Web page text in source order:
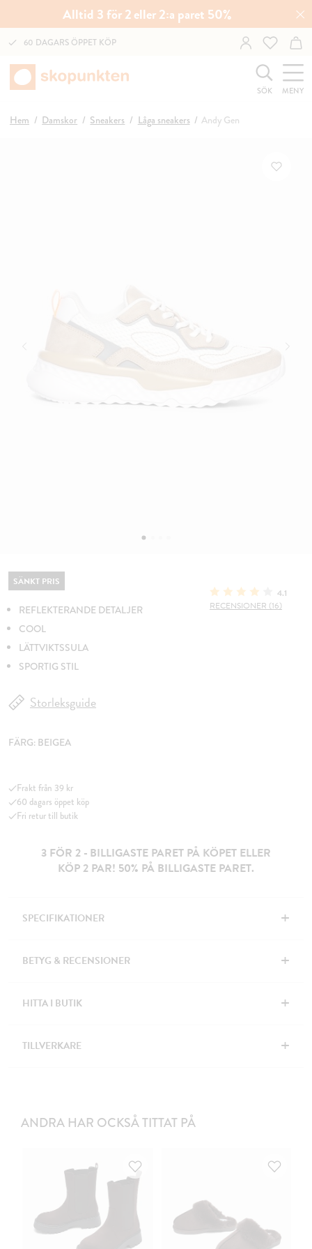
Alltid 3 för 2 eller 2:a paret 50%
60 DAGARS ÖPPET KÖP
SÖK MENY
Hem Damskor Sneakers Låga sneakers Andy Gen
SÄNKT PRIS
REFLEKTERANDE DETALJER
COOL
LÄTTVIKTSSULA
SPORTIG STIL
4.1
RECENSIONER (16)
Storleksguide
FÄRG: BEIGEA
Frakt från 39 kr
60 dagars öppet köp
Fri retur till butik
3 FÖR 2 - BILLIGASTE PARET PÅ KÖPET ELLER
KÖP 2 PAR! 50% PÅ BILLIGASTE PARET.
SPECIFIKATIONER +
BETYG & RECENSIONER +
HITTA I BUTIK +
TILLVERKARE +
ANDRA HAR OCKSÅ TITTAT PÅ